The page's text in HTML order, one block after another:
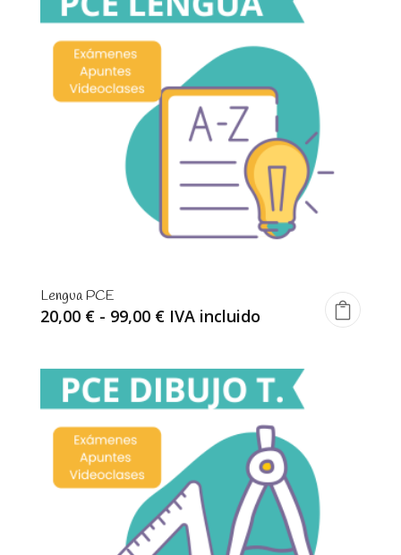
Lengua PCE
20,00 € - 99,00 €Rango
desde
20,00 €
99,00 €
IVA incluido